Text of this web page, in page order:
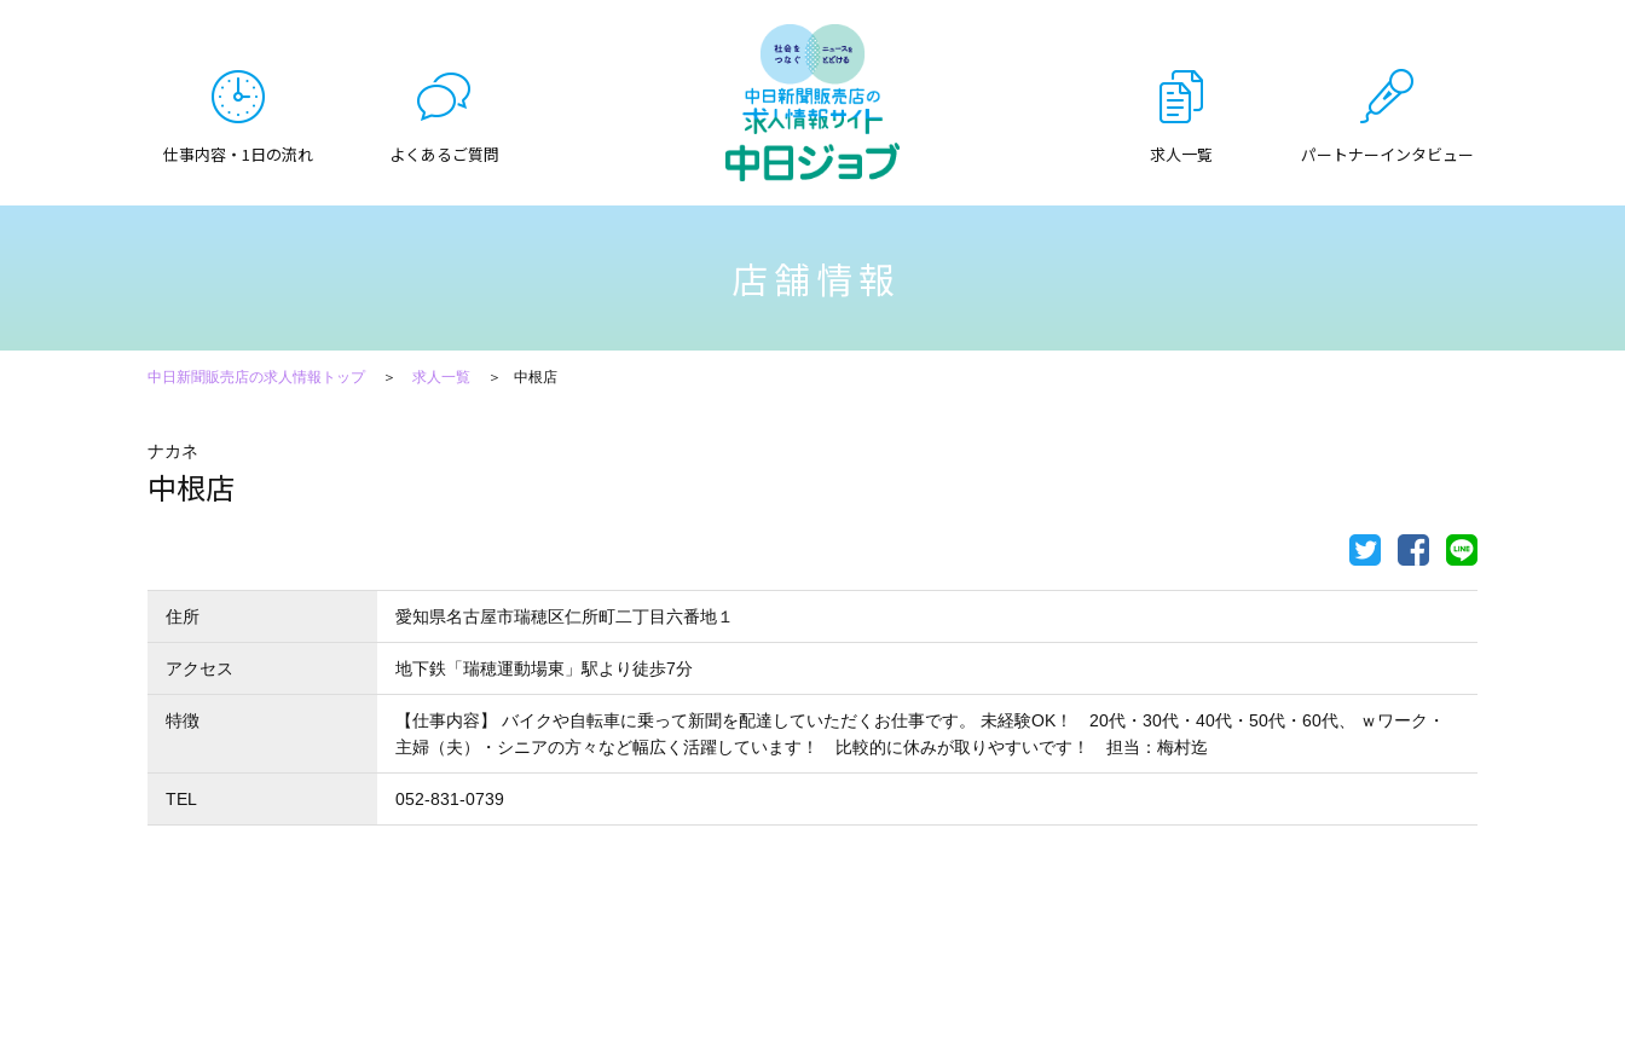
仕事内容・1日の流れ よくあるご質問 求人一覧 パートナーインタビュー
店舗情報
中日新聞販売店の求人情報トップ 求人一覧 中根店
ナカネ
中根店
住所 愛知県名古屋市瑞穂区仁所町二丁目六番地１
アクセス 地下鉄「瑞穂運動場東」駅より徒歩7分
特徴
【仕事内容】 バイクや自転車に乗って新聞を配達していただくお仕事です。 未経験OK！ 20代・30代・40代・50代・60代、 ｗワーク・
主婦（夫）・シニアの方々など幅広く活躍しています！ 比較的に休みが取りやすいです！ 担当：梅村迄
TEL 052-831-0739